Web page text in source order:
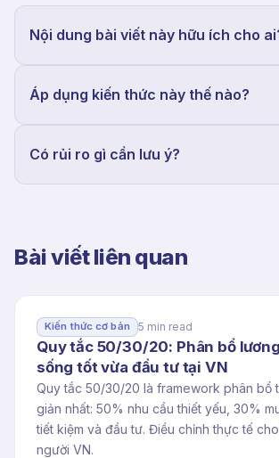
Nội dung bài viết này hữu ích cho
Áp dụng kiến thức này thế nào?
Có rủi ro gì cần lưu ý?
Bài viết liên quan
Kiến thức cơ bản 5 min read
Quy tắc 50/30/20: Phân bổ
sống tốt vừa đầu tư tại VN
Quy tắc 50/30/20 là framework phân bổ
giản nhất: 50% nhu cầu thiết yếu, 30%
tiết kiệm và đầu tư. Điều chỉnh thực tế
người VN.